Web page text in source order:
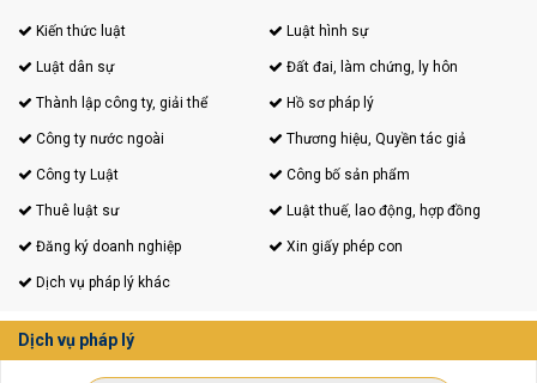
Kiến thức luật Luật hình sự
Luật dân sự Đất đai, làm chứng, ly hôn
Thành lập công ty, giải thể Hồ sơ pháp lý
Công ty nước ngoài Thương hiệu, Quyền tác giả
Công ty Luật Công bố sản phẩm
Thuê luật sư Luật thuế, lao động, hợp đồng
Đăng ký doanh nghiệp Xin giấy phép con
Dịch vụ pháp lý khác
Dịch vụ pháp lý